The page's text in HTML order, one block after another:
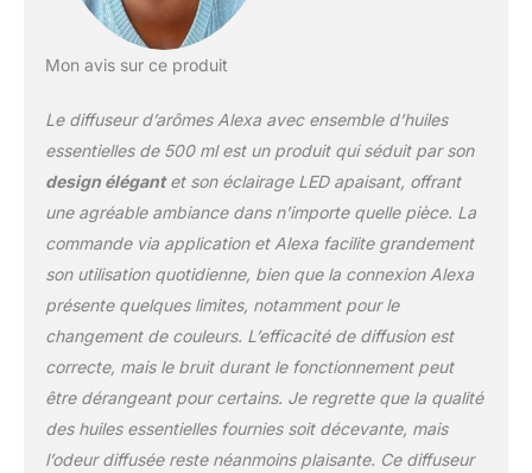
allume le diffuseur. » Diffuseur
d'aromathérapie multifonction - Ce diffuseur
d'huiles essentielles à la maison est un
polyvalent. Il dispose d’un grand réservoir
respiration LED à 7 couleurs
(monochromatique/changement de couleur
continu), 2 modes de brume : faible/élevé, 4
modes de réglage du minuteur : 1 h/3 h/6
en cas de manque d’eau, le diffuseur s’éteint
automatiquement. Diffuseur d'arômes 3 en 1
Humidificateur Veilleuse - En plus de
l'utilisation en aromathérapie, notre diffuseur
peut également être utilisé comme
humidificateur et veilleuse pour améliorer la
qualité de l'air dans votre maison, masquer
les odeurs d'animaux domestiques ou de
Mon avis sur ce produit
Le diffuseur d’arômes Alexa avec ensemble d’huiles
essentielles de 500 ml est un produit qui séduit par son
design élégantet son éclairage LED apaisant, offrant
une agréable ambiance dans n’importe quelle pièce. La
commande via application et Alexa facilite grandement
son utilisation quotidienne, bien que la connexion Alexa
présente quelques limites, notamment pour le
changement de couleurs. L’efficacité de diffusion est
correcte, mais le bruit durant le fonctionnement peut
être dérangeant pour certains. Je regrette que la qualité
des huiles essentielles fournies soit décevante, mais
l’odeur diffusée reste néanmoins plaisante. Ce diffuseur